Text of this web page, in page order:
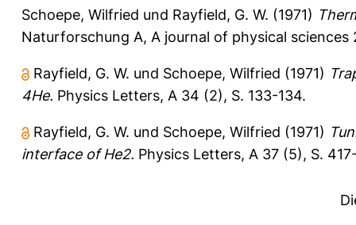
Schoepe, Wilfried und Rayfield, G. W. (1971)
Naturforschung A, A journal of physical sciences
Rayfield, G. W. und Schoepe, Wilfried (1971)
4He. Physics Letters, A 34 (2), S. 133-134.
Rayfield, G. W. und Schoepe, Wilfried (1971)
interface of He2. Physics Letters, A 37 (5), S.